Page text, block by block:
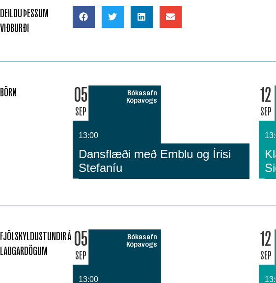
DEILDU ÞESSUM
VIÐBURÐI
BÖRN 05
SEP
Bókasafn
Kópavogs
13:00
Dansflæði með Emblu og Írisi
Stefaníu
12
SEP
FJÖLSKYLDUSTUNDIR Á
LAUGARDÖGUM
05
SEP
Bókasafn
Kópavogs
13:00
12
SEP